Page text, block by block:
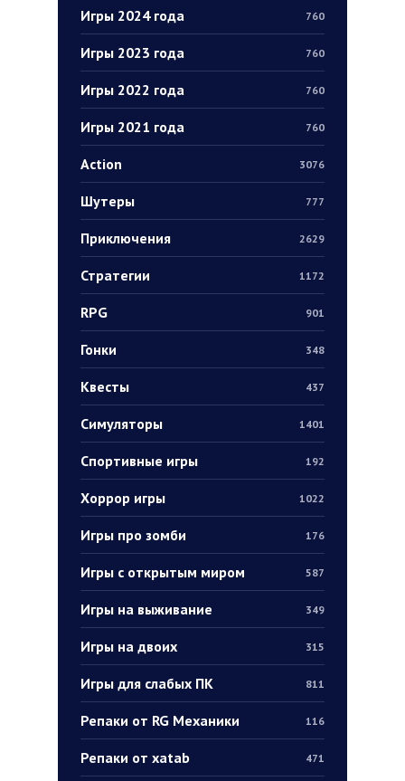
Игры 2024 года 760
Игры 2023 года 760
Игры 2022 года 760
Игры 2021 года 760
Action 3076
Шутеры 777
Приключения 2629
Стратегии 1172
RPG 901
Гонки 348
Квесты 437
Симуляторы 1401
Спортивные игры 192
Хоррор игры 1022
Игры про зомби 176
Игры с открытым миром 587
Игры на выживание 349
Игры на двоих 315
Игры для слабых ПК 811
Репаки от RG Механики 116
Репаки от xatab 471